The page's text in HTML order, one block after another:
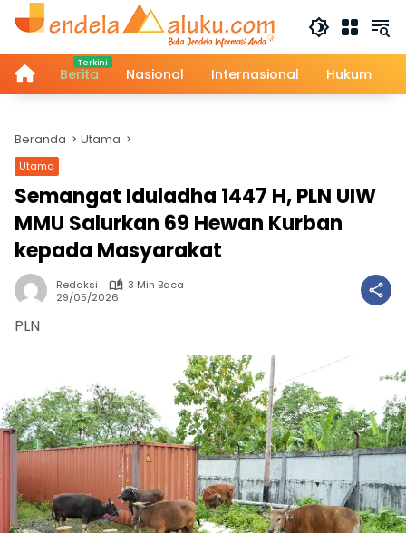
Langsung
HomeBerita Nasional Internasional Hukum
Beranda Utama
Utama
Semangat Iduladha 1447 H, PLN UIW
MMU Salurkan 69 Hewan Kurban
kepada Masyarakat
Redaksi
3 Min Baca
29/05/2026
PLN